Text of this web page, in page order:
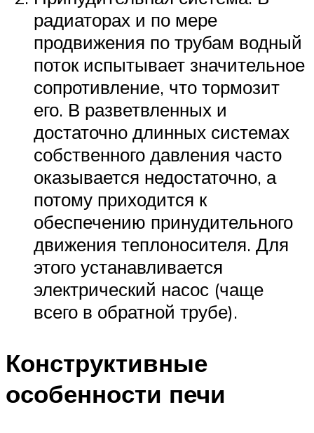
радиаторах и по мере
продвижения по трубам водный
поток испытывает значительное
сопротивление, что тормозит
его. В разветвленных и
достаточно длинных системах
собственного давления часто
оказывается недостаточно, а
потому приходится к
обеспечению принудительного
движения теплоносителя. Для
этого устанавливается
электрический насос (чаще
всего в обратной трубе).
Конструктивные
особенности печи